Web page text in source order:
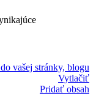
do vašej stránky, blogu
Vytlačiť
Pridať obsah